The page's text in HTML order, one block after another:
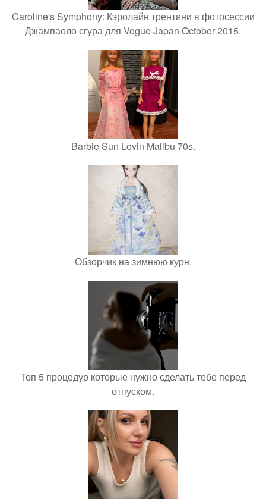
Caroline's Symphony: Кэролайн трентини в фотосессии
Джампаоло сгура для Vogue Japan October 2015.
Barbie Sun Lovin Malibu 70s.
Обзорчик на зимнюю курн.
Топ 5 процедур которые нужно сделать тебе перед
отпуском.